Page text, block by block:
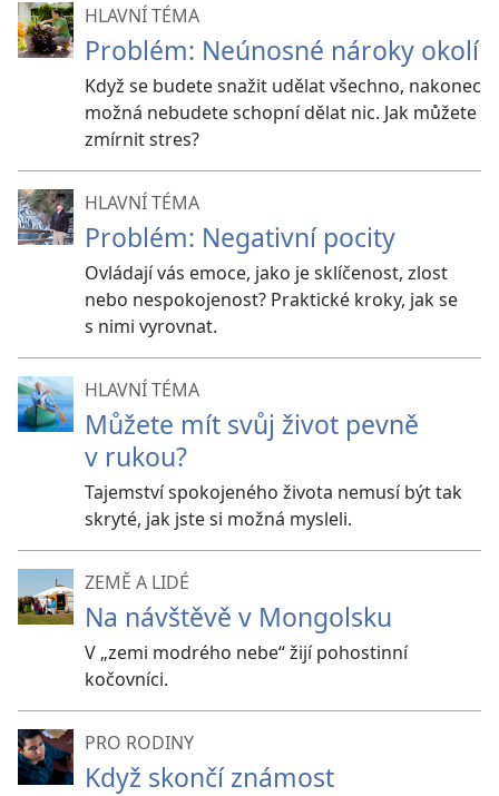
HLAVNÍ TÉMA
Problém: Neúnosné nároky okolí
Když se budete snažit udělat všechno, nakonec
možná nebudete schopní dělat nic. Jak můžete
zmírnit stres?
HLAVNÍ TÉMA
Problém: Negativní pocity
Ovládají vás emoce, jako je sklíčenost, zlost
nebo nespokojenost? Praktické kroky, jak se
s nimi vyrovnat.
HLAVNÍ TÉMA
Můžete mít svůj život pevně
v rukou?
Tajemství spokojeného života nemusí být tak
skryté, jak jste si možná mysleli.
ZEMĚ A LIDÉ
Na návštěvě v Mongolsku
V „zemi modrého nebe“ žijí pohostinní
kočovníci.
PRO RODINY
Když skončí známost